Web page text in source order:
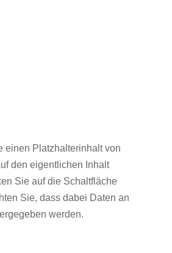
einen Platzhalterinhalt von
den eigentlichen Inhalt
Sie auf die Schaltfläche
Sie, dass dabei Daten an
werden.